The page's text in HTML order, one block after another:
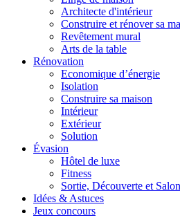
Architecte d'intérieur
Construire et rénover sa
Revêtement mural
Arts de la table
Rénovation
Economique d’énergie
Isolation
Construire sa maison
Intérieur
Extérieur
Solution
Évasion
Hôtel de luxe
Fitness
Sortie, Découverte et Salon
Idées & Astuces
Jeux concours